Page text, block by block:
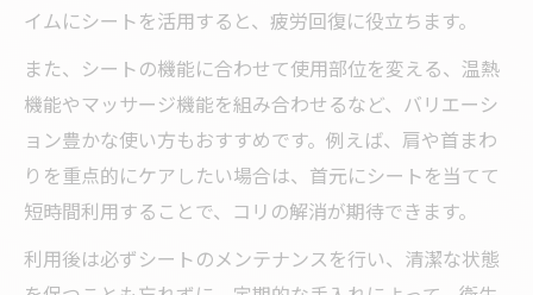
イムにシートを活用すると、疲労回復に役立ちます。
また、シートの機能に合わせて使用部位を変える、温熱
機能やマッサージ機能を組み合わせるなど、バリエーシ
ョン豊かな使い方もおすすめです。例えば、肩や首まわ
りを重点的にケアしたい場合は、首元にシートを当てて
短時間利用することで、コリの解消が期待できます。
利用後は必ずシートのメンテナンスを行い、清潔な状態